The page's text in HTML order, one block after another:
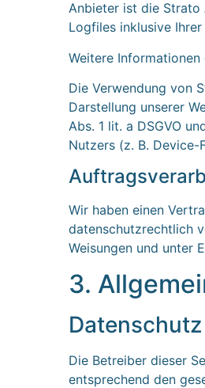
Anbieter ist die Strato
Logfiles inklusive Ihrer
Weitere
Die Verwendung von
Darstellung unserer
Abs. 1 lit. a DSGVO
Nutzers (z. B.
Wir haben einen
datenschutzrechtlich
Weisungen und unter
3.
Datenschutz
Die Betreiber dieser
entsprechend den